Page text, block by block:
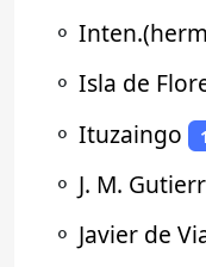
⚬
⚬ Isla de
⚬ Ituzaingo
⚬ J. M.
⚬ Javier de